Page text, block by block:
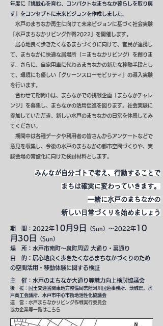
年度に「挑戦心を育む、コンパクトなまちなか暮らしを取り戻
す」をコンセプトに未来ビジョンを作成しました。
水戸のまちなか再生に向けて未来ビジョンに基づく社会実験
「水戸まちなかリビング作戦2022」を開催します。
居心地良く歩きたくなるまちづくりに向けて、官民が連携し
て、まちなかに快適な居場所（＝まちなかリビング）を創りま
す。さらに、自家用車に代わるまちなかの新たな移動手段とし
て、環境にも優しい「グリーンスローモビリティ」の導入実験
を行います。
合わせて期間中は、まちなかでの挑戦企画「まちなかチャレ
ンジ」を募集し、まちなかの活用促進を図ります。社会実験に
参加していただき、新しい水戸のまちなかの日常を体感してみ
てください。
期間中は各種データや利用者の皆さんからアンケートなどで
意見を収集し、今後の水戸のまちなかの都市空間づくりや、実
験会場の常設化に向けた検討材料とします。
みんなが自分ゴトで考え、行動することで
まちは確実に変わっていきます。
一緒に水戸のまちなかの
新しい日常づくりを始めましょう
期 間：2022年10月9日 （Sun）～2022年10
月30日
（Sun）
場 所：水戸市南町～泉町周辺 大通り・裏通り
​目 的：居心地良く歩きたくなるまちなかづくりのため
の空間活用・移動体験に関する検証
主 催：水戸のまちなか大通り等魅力向上検討協議会
後 援：国土交通省関東地方整備局常陸河川国道事務所、茨城県、水
戸商工会議所、水戸市中心市街地活性化協議会
運 営：水戸まちなかリビング作戦実行委員会
​協力企業等一覧はこちら